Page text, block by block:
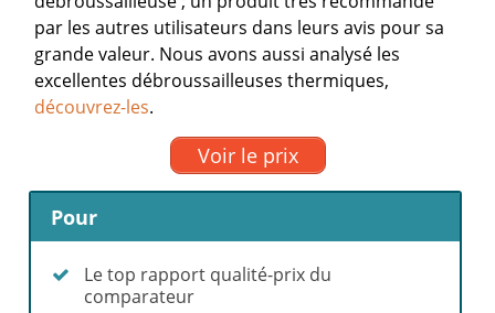
par les autres utilisateurs dans leurs avis pour sa
grande valeur. Nous avons aussi analysé les
excellentes débroussailleuses thermiques,
découvrez-les.
Voir le prix
Pour
Le top rapport qualité-prix du
comparateur